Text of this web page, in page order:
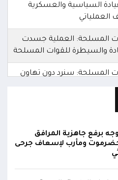
السياسية والعسكرية
المسلحة: العملية جسدت
والسيطرة للقوات المسلحة
المسلحة: سنرد دون تهاون
الحوثيين الغادرة
تصد هجوماً حوثياً في جبهتي
جنوب الحديدة
برفع جاهزية المرافق
ومأرب لإسعاف جرحى